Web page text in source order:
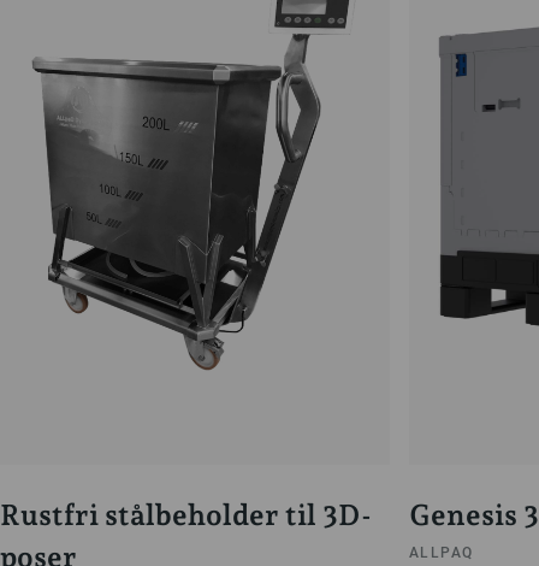
Rustfri stålbeholder til 3D-
poser
Genesis
ALLPAQ